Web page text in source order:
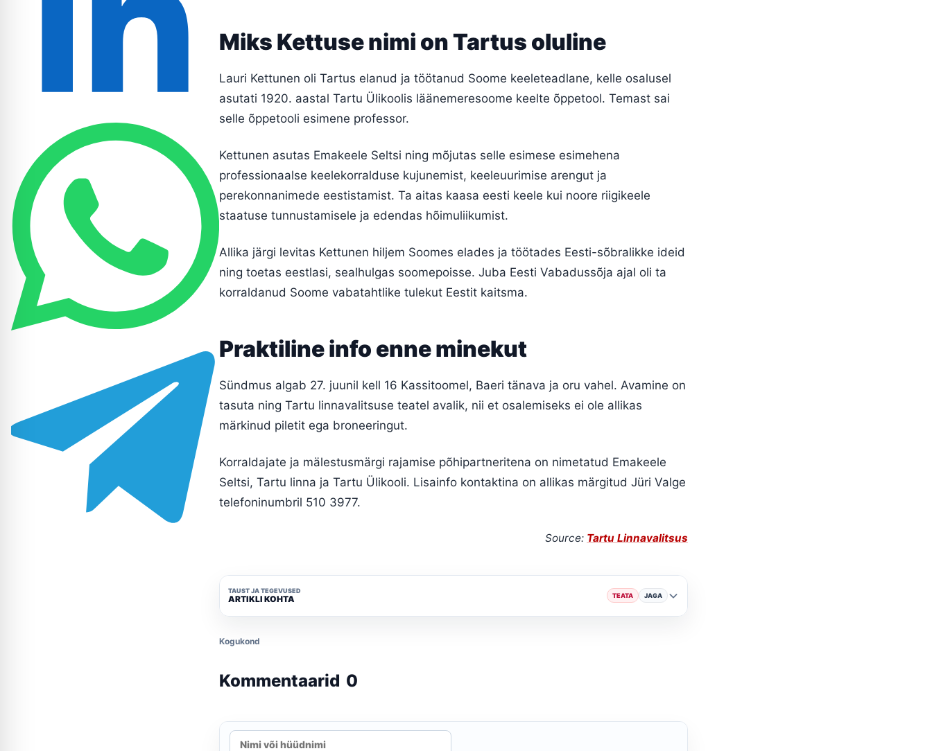
Miks Kettuse nimi on Tartus oluline
Lauri Kettunen oli Tartus elanud ja töötanud Soome keeleteadlane, kelle osalusel
asutati 1920. aastal Tartu Ülikoolis läänemeresoome keelte õppetool. Temast sai
selle õppetooli esimene professor.
Kettunen asutas Emakeele Seltsi ning mõjutas selle esimese esimehena
professionaalse keelekorralduse kujunemist, keeleuurimise arengut ja
perekonnanimede eestistamist. Ta aitas kaasa eesti keele kui noore riigikeele
staatuse tunnustamisele ja edendas hõimuliikumist.
Allika järgi levitas Kettunen hiljem Soomes elades ja töötades Eesti-sõbralikke ideid
ning toetas eestlasi, sealhulgas soomepoisse. Juba Eesti Vabadussõja ajal oli ta
korraldanud Soome vabatahtlike tulekut Eestit kaitsma.
Praktiline info enne minekut
Sündmus algab 27. juunil kell 16 Kassitoomel, Baeri tänava ja oru vahel. Avamine on
tasuta ning Tartu linnavalitsuse teatel avalik, nii et osalemiseks ei ole allikas
märkinud piletit ega broneeringut.
Korraldajate ja mälestusmärgi rajamise põhipartneritena on nimetatud Emakeele
Seltsi, Tartu linna ja Tartu Ülikooli. Lisainfo kontaktina on allikas märgitud Jüri Valge
telefoninumbril 510 3977.
Source: Tartu Linnavalitsus
TAUST JA TEGEVUSED
ARTIKLI KOHTA TEATA JAGA
Kogukond
Kommentaarid 0